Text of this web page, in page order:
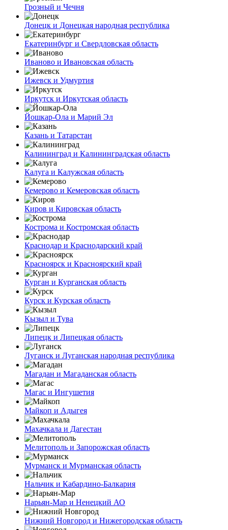
Грозный и Чечня
Донецк и Донецкая народная республика
Екатеринбург и Свердловская область
Иваново и Ивановская область
Ижевск и Удмуртия
Иркутск и Иркутская область
Йошкар-Ола и Марий Эл
Казань и Татарстан
Калининград и Калининградская область
Калуга и Калужская область
Кемерово и Кемеровская область
Киров и Кировская область
Кострома и Костромская область
Краснодар и Краснодарский край
Красноярск и Красноярский край
Курган и Курганская область
Курск и Курская область
Кызыл и Тува
Липецк и Липецкая область
Луганск и Луганская народная республика
Магадан и Магаданская область
Магас и Ингушетия
Майкоп и Адыгея
Махачкала и Дагестан
Мелитополь и Запорожская область
Мурманск и Мурманская область
Нальчик и Кабардино-Балкария
Нарьян-Мар и Ненецкий АО
Нижний Новгород и Нижегородская область